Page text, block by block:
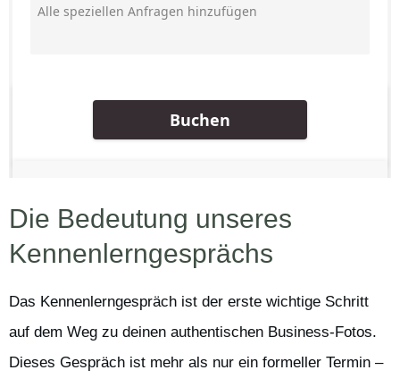
Die Bedeutung unseres
Kennenlerngesprächs
Das Kennenlerngespräch ist der erste wichtige Schritt
auf dem Weg zu deinen authentischen Business-Fotos.
Dieses Gespräch ist mehr als nur ein formeller Termin –